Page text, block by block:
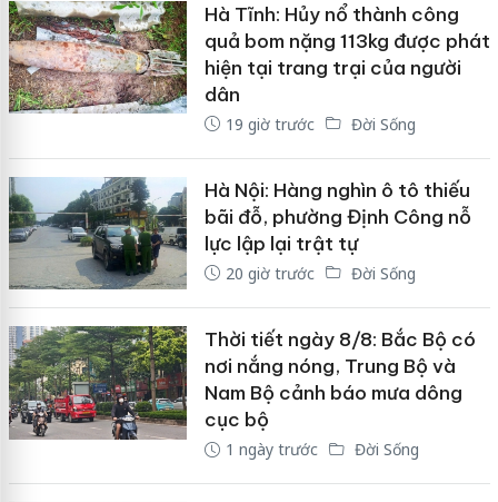
Hà Tĩnh: Hủy nổ thành công
quả bom nặng 113kg được phát
hiện tại trang trại của người
dân
19 giờ trước Đời Sống
Hà Nội: Hàng nghìn ô tô thiếu
bãi đỗ, phường Định Công nỗ
lực lập lại trật tự
20 giờ trước Đời Sống
Thời tiết ngày 8/8: Bắc Bộ có
nơi nắng nóng, Trung Bộ và
Nam Bộ cảnh báo mưa dông
cục bộ
1 ngày trước Đời Sống